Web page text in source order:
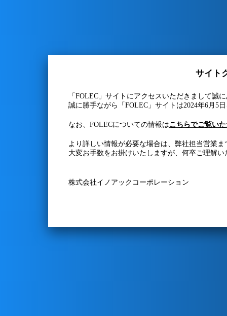
サイト
「FOLEC」サイトにアクセスいただきまして誠
誠に勝手ながら「FOLEC」サイトは2024年6月5
なお、FOLECについての情報はこちらでご覧い
より詳しい情報が必要な場合は、弊社担当営業
大変お手数をお掛けいたしますが、何卒ご理解
株式会社イノアックコーポレーション